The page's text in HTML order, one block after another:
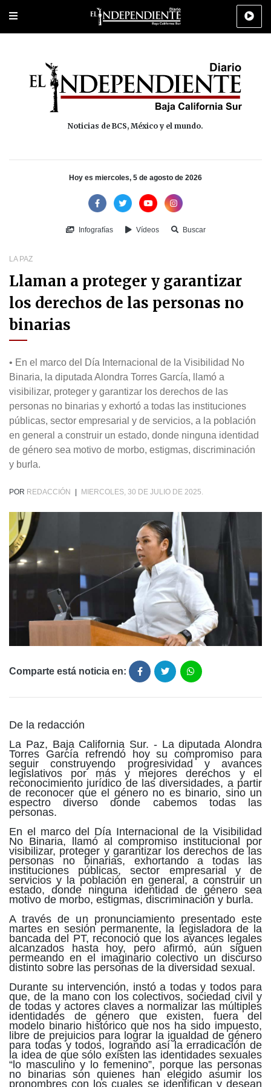
Portada Los Cabos Policiaca Deportes Cultura
Noticias de BCS, México y el mundo.
Hoy es miercoles, 5 de agosto de 2026
Infografías Vídeos Buscar
LA PAZ
Llaman a proteger y garantizar
los derechos de las personas no
binarias
• En el marco del Día Internacional de la Visibilidad No
Binaria, la diputada Alondra Torres García, llamó a
visibilizar, proteger y garantizar los derechos de las
personas no binarias y exhortó a todas las instituciones
públicas, sector empresarial y de servicios, a la población
en general a construir un estado, donde ninguna identidad
de género sea motivo de morbo, estigmas, discriminación
y burla.
POR REDACCIÓN MIERCOLES, 30 DE JULIO DE 2025.
Comparte está noticia en:
De la redacción
La Paz, Baja California Sur. - La diputada Alondra
Torres García refrendó hoy su compromiso para
seguir construyendo progresividad y avances
legislativos por más y mejores derechos y el
reconocimiento jurídico de las diversidades, a partir
de reconocer que el género no es binario, sino un
espectro diverso donde cabemos todas las
personas.
En el marco del Día Internacional de la Visibilidad
No Binaria, llamó al compromiso institucional por
visibilizar, proteger y garantizar los derechos de las
personas no binarias, exhortando a todas las
instituciones públicas, sector empresarial y de
servicios y la población en general, a construir un
estado, donde ninguna identidad de género sea
motivo de morbo, estigmas, discriminación y burla.
A través de un pronunciamiento presentado este
martes en sesión permanente, la legisladora de la
bancada del PT, reconoció que los avances legales
alcanzados hasta hoy, pero afirmó, aún siguen
permeando en el imaginario colectivo un discurso
distinto sobre las personas de la diversidad sexual.
Durante su intervención, instó a todas y todos para
que, de la mano con los colectivos, sociedad civil y
de todas y actores claves a normalizar las múltiples
identidades de género que existen, fuera del
modelo binario histórico que nos ha sido impuesto,
libre de prejuicios para lograr la igualdad de género
para todas y todos, logrando así la erradicación de
la idea de que sólo existen las identidades sexuales
“lo masculino y lo femenino”, porque las personas
no binarias son quienes han elegido asumir los
pronombres con los cuales se identifican y desean